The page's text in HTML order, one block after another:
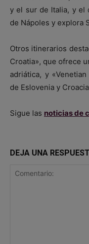
y el sur de Italia, y el
de Nápoles y explora
Otros itinerarios
Croatia», que ofrece
adriática, y
de Eslovenia y
Sigue las noticias de
DEJA UNA